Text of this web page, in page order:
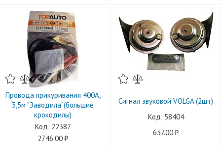
Провода прикуривания 400А,
3,5м "Заводила"(большие
крокодилы)
22387
2746.00
Сигнал звуковой VOLGA (2шт)
58404
637.00